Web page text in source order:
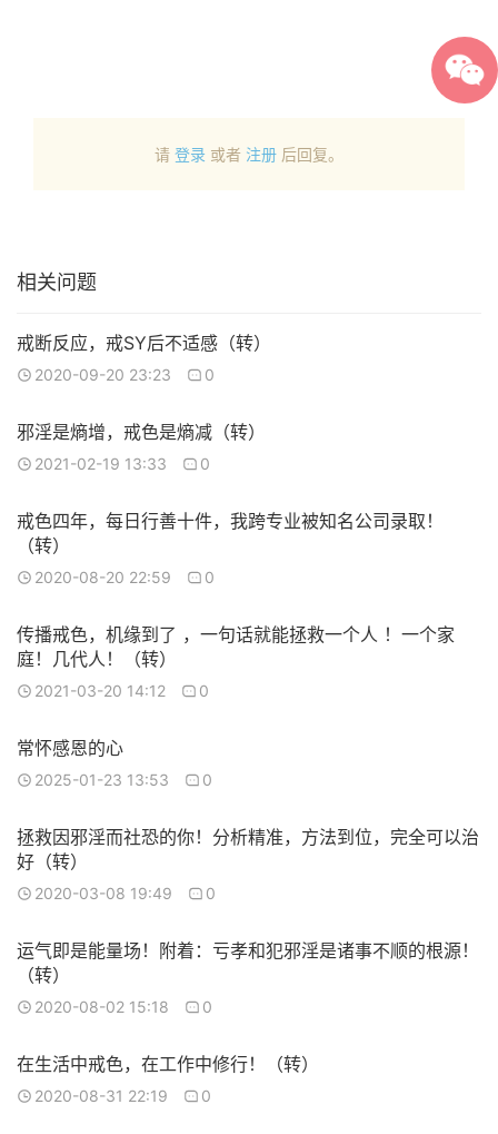
请 登录 或者 注册 后回复。
相关问题
戒断反应，戒SY后不适感（转）
2020-09-20 23:23 0
邪淫是熵增，戒色是熵减（转）
2021-02-19 13:33 0
戒色四年，每日行善十件，我跨专业被知名公司录取！
（转）
2020-08-20 22:59 0
传播戒色，机缘到了 ，一句话就能拯救一个人 ！一个家
庭！几代人！（转）
2021-03-20 14:12 0
常怀感恩的心
2025-01-23 13:53 0
拯救因邪淫而社恐的你！分析精准，方法到位，完全可以治
好（转）
2020-03-08 19:49 0
运气即是能量场！附着：亏孝和犯邪淫是诸事不顺的根源！
（转）
2020-08-02 15:18 0
在生活中戒色，在工作中修行！（转）
2020-08-31 22:19 0